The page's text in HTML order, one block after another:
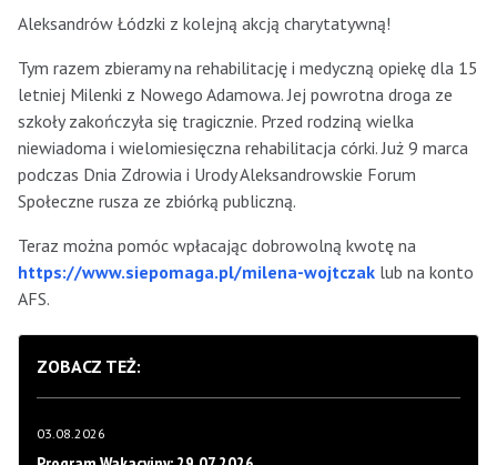
Aleksandrów Łódzki z kolejną akcją charytatywną!
Tym razem zbieramy na rehabilitację i medyczną opiekę dla 15
letniej Milenki z Nowego Adamowa. Jej powrotna droga ze
szkoły zakończyła się tragicznie. Przed rodziną wielka
niewiadoma i wielomiesięczna rehabilitacja córki. Już 9 marca
podczas Dnia Zdrowia i Urody Aleksandrowskie Forum
Społeczne rusza ze zbiórką publiczną.
Teraz można pomóc wpłacając dobrowolną kwotę na
https://www.siepomaga.pl/milena-wojtczak lub na konto
AFS.
ZOBACZ TEŻ:
03.08.2026